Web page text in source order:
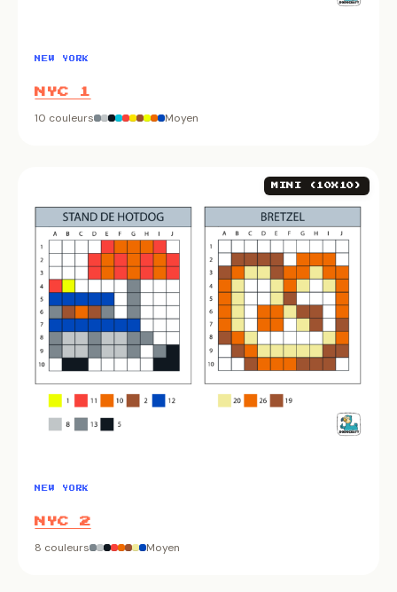
NEW YORK
NYC 1
10 couleurs Moyen
MINI (10X10)
NEW YORK
NYC 2
8 couleurs Moyen